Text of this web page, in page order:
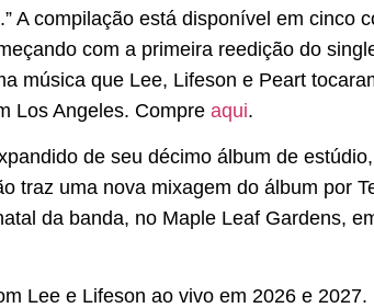
A compilação está disponível em cinco
com a primeira reedição do
música que Lee, Lifeson e Peart
Los Angeles. Compre aqui.
de seu décimo álbum de
traz uma nova mixagem do álbum por
da banda, no Maple Leaf Gardens,
Lee e Lifeson ao vivo em 2026 e 2027.